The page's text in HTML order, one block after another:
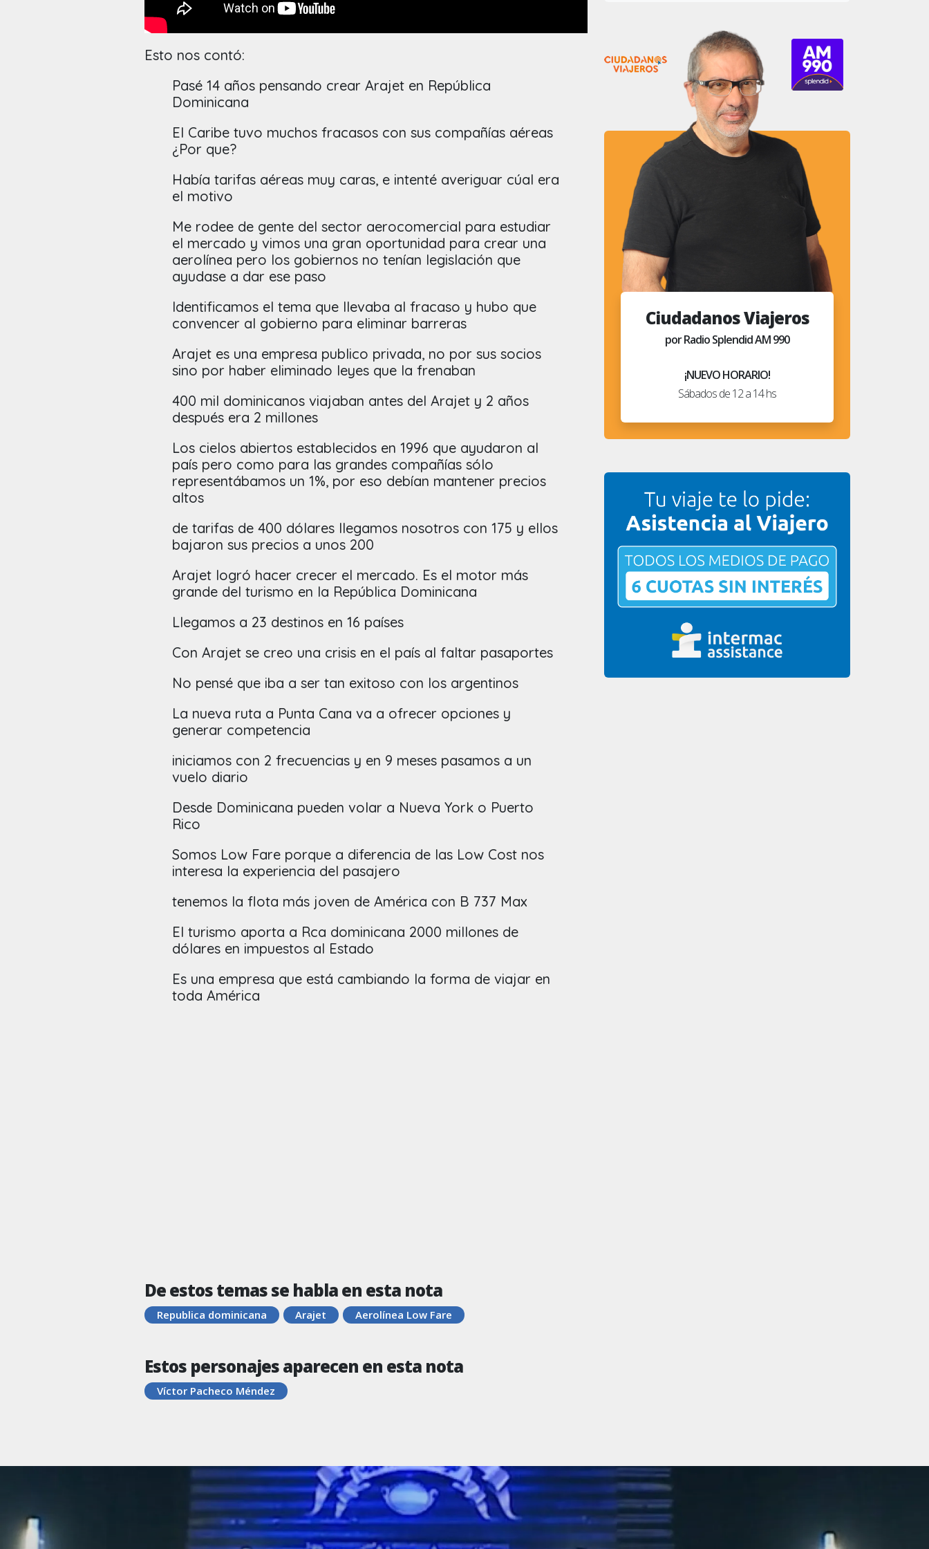
Esto nos contó:
Pasé 14 años pensando crear Arajet en República
Dominicana
El Caribe tuvo muchos fracasos con sus compañías aéreas
¿Por que?
Había tarifas aéreas muy caras, e intenté averiguar cúal era
el motivo
Me rodee de gente del sector aerocomercial para estudiar
el mercado y vimos una gran oportunidad para crear una
aerolínea pero los gobiernos no tenían legislación que
ayudase a dar ese paso
Identificamos el tema que llevaba al fracaso y hubo que
convencer al gobierno para eliminar barreras
Arajet es una empresa publico privada, no por sus socios
sino por haber eliminado leyes que la frenaban
400 mil dominicanos viajaban antes del Arajet y 2 años
después era 2 millones
Los cielos abiertos establecidos en 1996 que ayudaron al
país pero como para las grandes compañías sólo
representábamos un 1%, por eso debían mantener precios
altos
de tarifas de 400 dólares llegamos nosotros con 175 y ellos
bajaron sus precios a unos 200
Arajet logró hacer crecer el mercado. Es el motor más
grande del turismo en la República Dominicana
Llegamos a 23 destinos en 16 países
Con Arajet se creo una crisis en el país al faltar pasaportes
No pensé que iba a ser tan exitoso con los argentinos
La nueva ruta a Punta Cana va a ofrecer opciones y
generar competencia
iniciamos con 2 frecuencias y en 9 meses pasamos a un
vuelo diario
Desde Dominicana pueden volar a Nueva York o Puerto
Rico
Somos Low Fare porque a diferencia de las Low Cost nos
interesa la experiencia del pasajero
tenemos la flota más joven de América con B 737 Max
El turismo aporta a Rca dominicana 2000 millones de
dólares en impuestos al Estado
Es una empresa que está cambiando la forma de viajar en
toda América
De estos temas se habla en esta nota
Republica dominicana Arajet Aerolínea Low Fare
Estos personajes aparecen en esta nota
Víctor Pacheco Méndez
Ciudadanos Viajeros
por Radio Splendid AM 990
¡NUEVO HORARIO!
Sábados de 12 a 14 hs